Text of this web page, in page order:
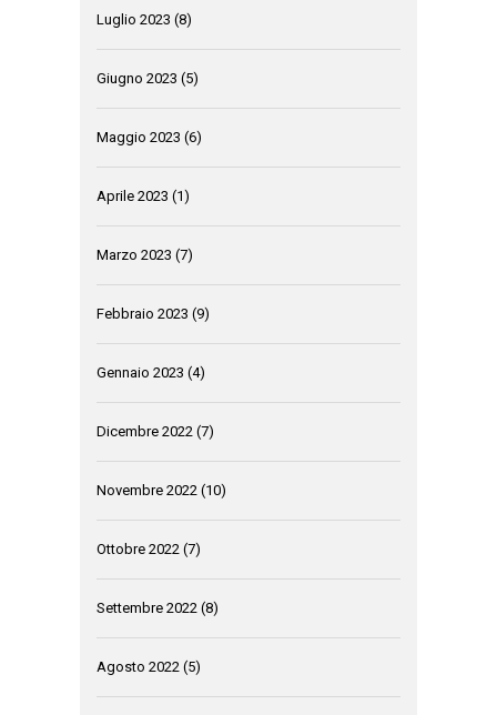
Luglio 2023 (8)
Giugno 2023 (5)
Maggio 2023 (6)
Aprile 2023 (1)
Marzo 2023 (7)
Febbraio 2023 (9)
Gennaio 2023 (4)
Dicembre 2022 (7)
Novembre 2022 (10)
Ottobre 2022 (7)
Settembre 2022 (8)
Agosto 2022 (5)